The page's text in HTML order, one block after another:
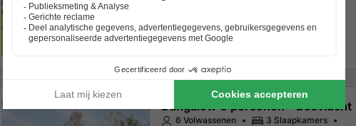
Bungalow 6 personen - Bosvlucht
6 Volwassenen
3 Slaapkamers